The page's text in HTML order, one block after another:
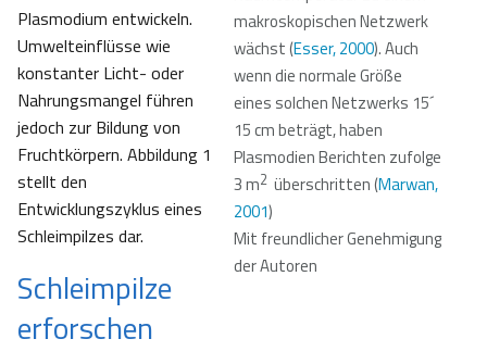
makroskopischen Netzwerk
wächst (Esser, 2000). Auch
wenn die normale Größe
eines solchen Netzwerks 15´
15 cm beträgt, haben
Plasmodien Berichten zufolge
3 m2 überschritten ​(Marwan,
2001)
Mit freundlicher Genehmigung
der Autoren
Plasmodium entwickeln.
Umwelteinflüsse wie
konstanter Licht- oder
Nahrungsmangel führen
jedoch zur Bildung von
Fruchtkörpern. Abbildung 1
stellt den
Entwicklungszyklus eines
Schleimpilzes dar.
Schleimpilze
erforschen